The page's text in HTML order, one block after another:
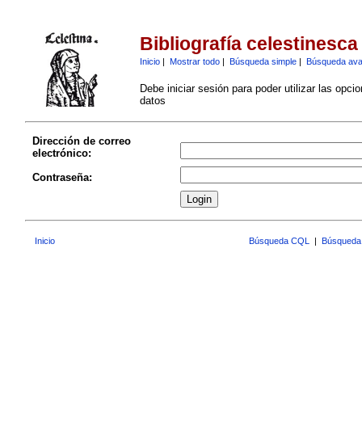
Bibliografía celestinesca
Inicio| Mostrar todo| Búsqueda simple| Búsqueda
Debe iniciar sesión para poder utilizar las
datos
Dirección de correo
electrónico:
Contraseña:
Inicio Búsqueda CQL |